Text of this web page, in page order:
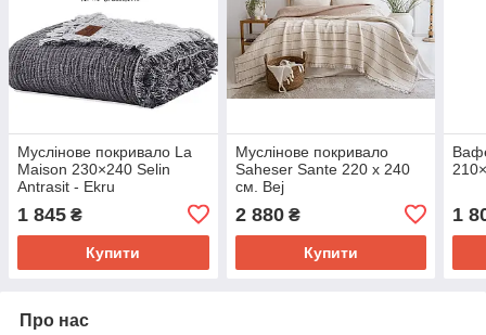
Муслінове покривало La
Maison 230×240 Selin
Antrasit - Ekru
1 845 ₴
Купити
Муслінове покривало
Saheser Sante 220 х 240
см. Bej
2 880₴
Купити
1
Про нас